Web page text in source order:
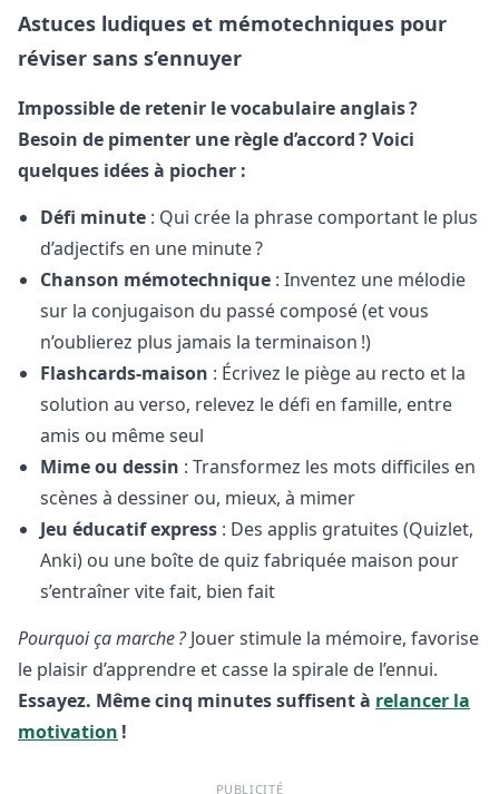
Astuces ludiques et mémotechniques pour
réviser sans s’ennuyer
Impossible de retenir le vocabulaire anglais ?
Besoin de pimenter une règle d’accord ? Voici
quelques idées à piocher :
Défi minute : Qui crée la phrase comportant le plus
d’adjectifs en une minute ?
Chanson mémotechnique : Inventez une mélodie
sur la conjugaison du passé composé (et vous
n’oublierez plus jamais la terminaison !)
Flashcards-maison : Écrivez le piège au recto et la
solution au verso, relevez le défi en famille, entre
amis ou même seul
Mime ou dessin : Transformez les mots difficiles en
scènes à dessiner ou, mieux, à mimer
Jeu éducatif express : Des applis gratuites (Quizlet,
Anki) ou une boîte de quiz fabriquée maison pour
s’entraîner vite fait, bien fait
Pourquoi ça marche ?Jouer stimule la mémoire, favorise
le plaisir d’apprendre et casse la spirale de l’ennui.
Essayez. Même cinq minutes suffisent à relancer la
motivation !
PUBLICITÉ